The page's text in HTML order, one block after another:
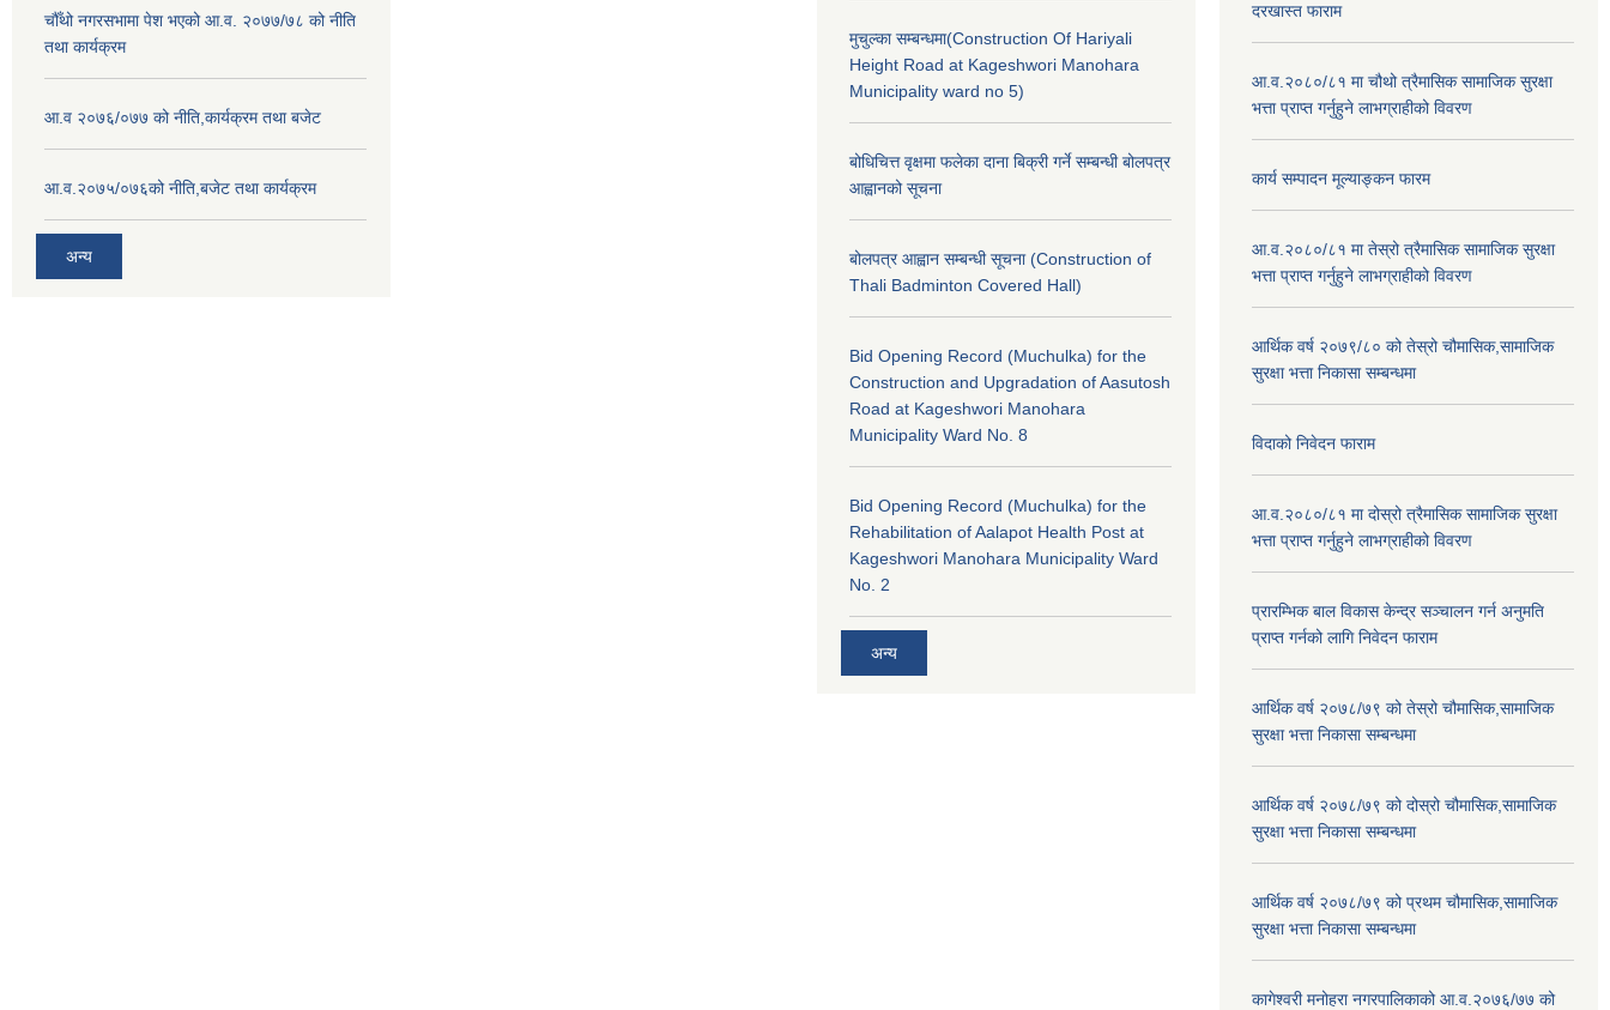
चौँथो नगरसभामा पेश भएको आ.व. २०७७/७८ को नीति
तथा कार्यक्रम
आ.व २०७६/०७७ को नीति,कार्यक्रम तथा बजेट
आ.व.२०७५/०७६को नीति,बजेट तथा कार्यक्रम
अन्य
मुचुल्का सम्बन्धमा(Construction Of Hariyali
Height Road at Kageshwori Manohara
Municipality ward no 5)
बोधिचित्त वृक्षमा फलेका दाना बिक्री गर्ने सम्बन्धी बोलपत्र
आह्वानको सूचना
बोलपत्र आह्वान सम्बन्धी सूचना (Construction of
Thali Badminton Covered Hall)
Bid Opening Record (Muchulka) for the
Construction and Upgradation of Aasutosh
Road at Kageshwori Manohara
Municipality Ward No. 8
Bid Opening Record (Muchulka) for the
Rehabilitation of Aalapot Health Post at
Kageshwori Manohara Municipality Ward
No. 2
अन्य
दरखास्त फाराम
आ.व.२०८०/८१ मा चौथो त्रैमासिक सामाजिक सुरक्षा
भत्ता प्राप्त गर्नुहुने लाभग्राहीको विवरण
कार्य सम्पादन मूल्याङ्कन फारम
आ.व.२०८०/८१ मा तेस्रो त्रैमासिक सामाजिक सुरक्षा
भत्ता प्राप्त गर्नुहुने लाभग्राहीको विवरण
आर्थिक वर्ष २०७९/८० को तेस्रो चौमासिक,सामाजिक
सुरक्षा भत्ता निकासा सम्बन्धमा
विदाको निवेदन फाराम
आ.व.२०८०/८१ मा दोस्रो त्रैमासिक सामाजिक सुरक्षा
भत्ता प्राप्त गर्नुहुने लाभग्राहीको विवरण
प्रारम्भिक बाल विकास केन्द्र सञ्चालन गर्न अनुमति
प्राप्त गर्नको लागि निवेदन फाराम
आर्थिक वर्ष २०७८/७९ को तेस्रो चौमासिक,सामाजिक
सुरक्षा भत्ता निकासा सम्बन्धमा
आर्थिक वर्ष २०७८/७९ को दोस्रो चौमासिक,सामाजिक
सुरक्षा भत्ता निकासा सम्बन्धमा
आर्थिक वर्ष २०७८/७९ को प्रथम चौमासिक,सामाजिक
सुरक्षा भत्ता निकासा सम्बन्धमा
कागेश्वरी मनोहरा नगरपालिकाको आ.व.२०७६/७७ को